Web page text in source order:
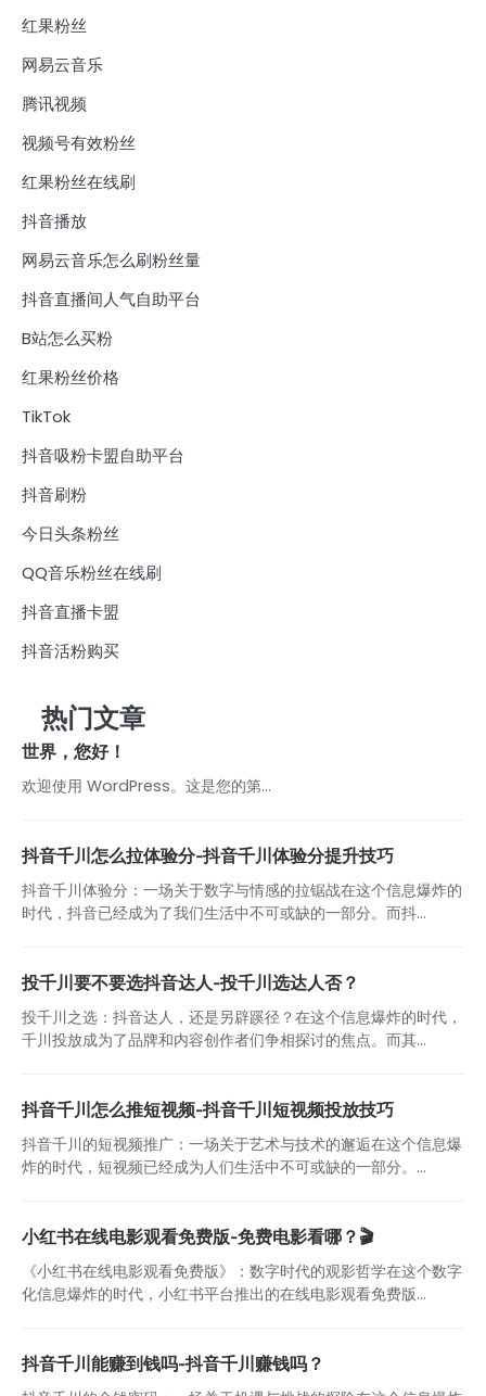
红果粉丝
网易云音乐
腾讯视频
视频号有效粉丝
红果粉丝在线刷
抖音播放
网易云音乐怎么刷粉丝量
抖音直播间人气自助平台
B站怎么买粉
红果粉丝价格
TikTok
抖音吸粉卡盟自助平台
抖音刷粉
今日头条粉丝
QQ音乐粉丝在线刷
抖音直播卡盟
抖音活粉购买
热门文章
世界，您好！
欢迎使用 WordPress。这是您的第…
抖音千川怎么拉体验分-抖音千川体验分提升技巧
抖音千川体验分：一场关于数字与情感的拉锯战在这个信息爆炸的
时代，抖音已经成为了我们生活中不可或缺的一部分。而抖...
投千川要不要选抖音达人-投千川选达人否？
投千川之选：抖音达人，还是另辟蹊径？在这个信息爆炸的时代，
千川投放成为了品牌和内容创作者们争相探讨的焦点。而其...
抖音千川怎么推短视频-抖音千川短视频投放技巧
抖音千川的短视频推广：一场关于艺术与技术的邂逅在这个信息爆
炸的时代，短视频已经成为人们生活中不可或缺的一部分。...
小红书在线电影观看免费版-免费电影看哪？🎬
《小红书在线电影观看免费版》：数字时代的观影哲学在这个数字
化信息爆炸的时代，小红书平台推出的在线电影观看免费版...
抖音千川能赚到钱吗-抖音千川赚钱吗？